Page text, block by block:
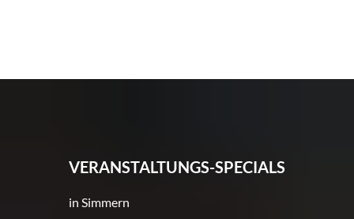
VERANSTALTUNGS-SPECIALS
in Simmern